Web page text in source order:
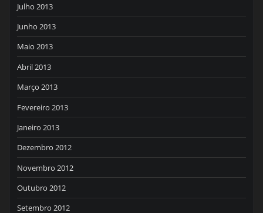
Julho 2013
Junho 2013
Maio 2013
Abril 2013
Março 2013
Fevereiro 2013
Janeiro 2013
Dezembro 2012
Novembro 2012
Outubro 2012
Setembro 2012